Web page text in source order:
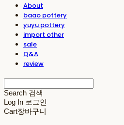
About
baao pottery
yuyu pottery
import other
sale
Q&A
review
Search 검색
Log In 로그인
Cart장바구니